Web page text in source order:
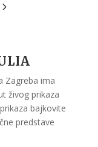
Zagreba ima
živog prikaza
bajkovite
predstave